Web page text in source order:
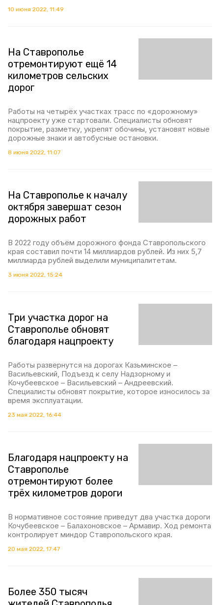
10 июня 2022, 11:49
На Ставрополье
отремонтируют ещё 14
километров сельских
дорог
Работы на четырёх участках трасс по «дорожному»
нацпроекту уже стартовали. Специалисты обновят
покрытие, разметку, укрепят обочины, установят новые
дорожные знаки и автобусные остановки.
8 июня 2022, 11:07
На Ставрополье к началу
октября завершат сезон
дорожных работ
В 2022 году объём дорожного фонда Ставропольского
края составил почти 14 миллиардов рублей. Из них 5,7
миллиарда рублей выделили муниципалитетам.
3 июня 2022, 15:24
Три участка дорог на
Ставрополье обновят
благодаря нацпроекту
Работы развернутся на дорогах Казьминское –
Васильевский, Подъезд к селу Надзорному и
Кочубеевское – Васильевский – Андреевский.
Специалисты обновят покрытие, которое износилось за
время эксплуатации.
23 мая 2022, 16:44
Благодаря нацпроекту на
Ставрополье
отремонтируют более
трёх километров дороги
В нормативное состояние приведут два участка дороги
Кочубеевское – Балахоновское – Армавир. Ход ремонта
контролирует миндор Ставропольского края.
20 мая 2022, 17:47
Более 350 тысяч